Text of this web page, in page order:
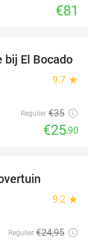
€81
26%
bij El Bocado
9.7 star
Regulier €35
€25,90
9.2 star
Regulier €24,95